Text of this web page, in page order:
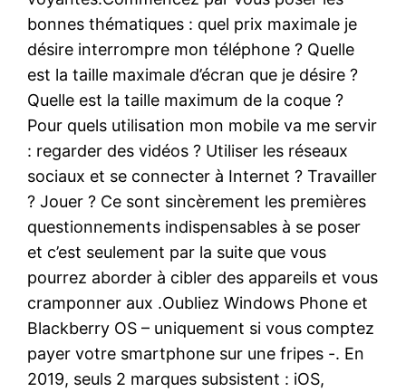
bonnes thématiques : quel prix maximale je
désire interrompre mon téléphone ? Quelle
est la taille maximale d’écran que je désire ?
Quelle est la taille maximum de la coque ?
Pour quels utilisation mon mobile va me servir
: regarder des vidéos ? Utiliser les réseaux
sociaux et se connecter à Internet ? Travailler
? Jouer ? Ce sont sincèrement les premières
questionnements indispensables à se poser
et c’est seulement par la suite que vous
pourrez aborder à cibler des appareils et vous
cramponner aux .Oubliez Windows Phone et
Blackberry OS – uniquement si vous comptez
payer votre smartphone sur une fripes -. En
2019, seuls 2 marques subsistent : iOS,